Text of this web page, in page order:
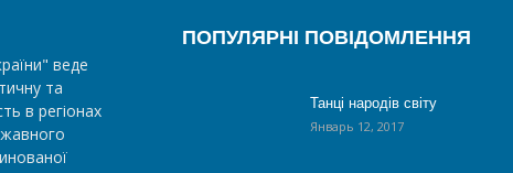
веде
та
в регіонах
ПОПУЛЯРНІ ПОВІДОМЛЕННЯ
Танці народів світу
Январь 12, 2017